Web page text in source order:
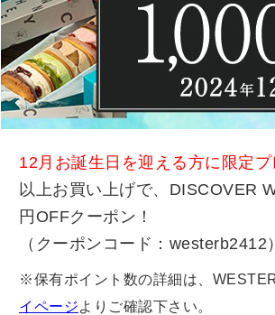
12月お誕生日を迎える方に限定プ
以上お買い上げで、DISCOVER
円OFFクーポン！
（クーポンコード：westerb2412）
※保有ポイント数の詳細は、
イページよりご確認下さい。